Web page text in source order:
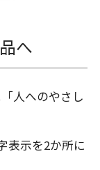
へ
人へのやさし
表示を2か所に